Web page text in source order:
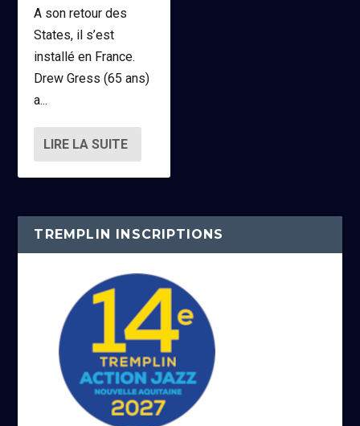
A son retour des
States, il s’est
installé en France.
Drew Gress (65 ans)
a...
LIRE LA SUITE
TREMPLIN INSCRIPTIONS